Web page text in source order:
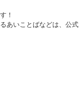
！
あいことばなどは、公式